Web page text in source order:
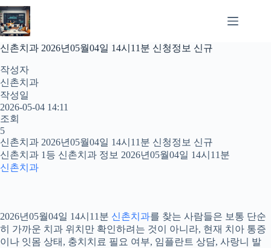
본
문
으
로
건
너
뛰
기
신촌치과 2026년05월04일 14시11분 신청정보 신규
작성자
신촌치과
작성일
2026-05-04 14:11
조회
5
신촌치과 2026년05월04일 14시11분 신청정보 신규
신촌치과 1등 신촌치과 정보 2026년05월04일 14시11분
신촌치과
2026년05월04일 14시11분 신촌치과를 찾는 사람들은 보통 단순
히 가까운 치과 위치만 확인하려는 것이 아니라, 현재 치아 통증
이나 잇몸 상태, 충치치료 필요 여부, 임플란트 상담, 사랑니 발